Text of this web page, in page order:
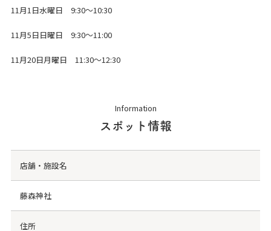
11月1日水曜日 9:30～10:30
11月5日日曜日 9:30～11:00
11月20日月曜日 11:30～12:30
Information
スポット情報
店舗・施設名
藤森神社
住所